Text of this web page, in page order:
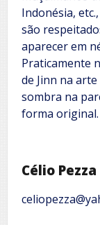
Indonésia,
são
aparecer em
Praticamente
de Jinn na
sombra na
forma original.
Célio Pezza